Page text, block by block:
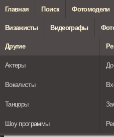
Главная Поиск Фотомодели
Визажисты Видеографы
Другие
Актеры
Вокалисты
Танцоры
Шоу программы